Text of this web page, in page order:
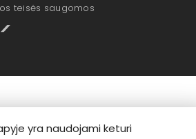
teisės saugomos
yra naudojami keturi